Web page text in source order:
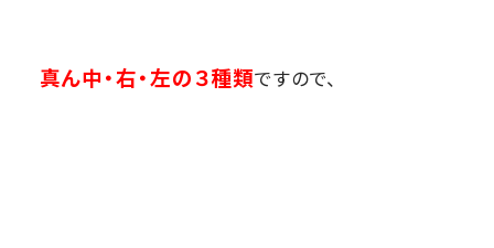
真ん中・右・左の３種類ですので、